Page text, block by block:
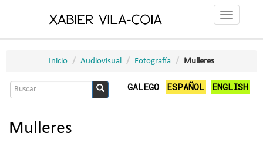
Toggle
Inicio Audiovisual Fotografía Mulleres
Formulario
busca
GALEGO ESPAÑOL ENGLISH
Mulleres